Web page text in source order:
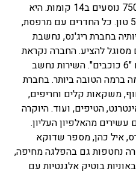
האוניה אקספלורר יכולה לארח 750 נוסעים ב14 קומות. היא
הושקה ב2015, ומשקלה 55,000 טון. כל החדרים עם מרפסת,
בחברת ריג'נס, נחשבת
מסוגל להציע. החברה נקראת
"7 ימים" והקרוזים שלה נחשבים "6 כוכבים". השירות נחשב
ברמה הטובה ביותר. בחברת
משקאות קלים וחריפים,
הטיפים, ועוד. היוקרה
עשירים מהאלפיון העליון.
איל כהן, מספר שדוקא
נחטפות גם בהפלגה מחיפה,
בוטיק אלגנטיות עם